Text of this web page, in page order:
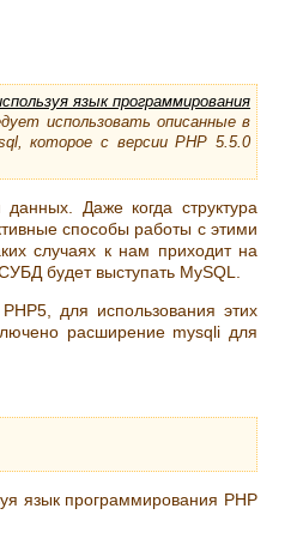
язык программирования
использовать описанные в
которое с версии PHP 5.5.0
Даже когда структура
способы работы с этими
случаях к нам приходит на
будет выступать MySQL.
для использования этих
расширение mysqli для
язык программирования PHP